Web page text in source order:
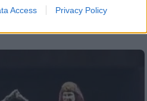
Access Privacy Policy
της Ισπανίδας